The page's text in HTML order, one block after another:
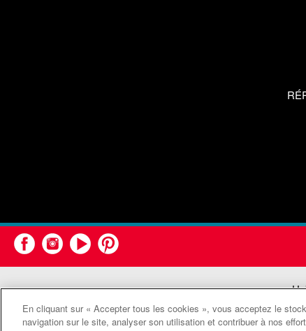
En cliquant sur « Accepter tous les cookies », vous acceptez le
navigation sur le site, analyser son utilisation et contribuer à nos